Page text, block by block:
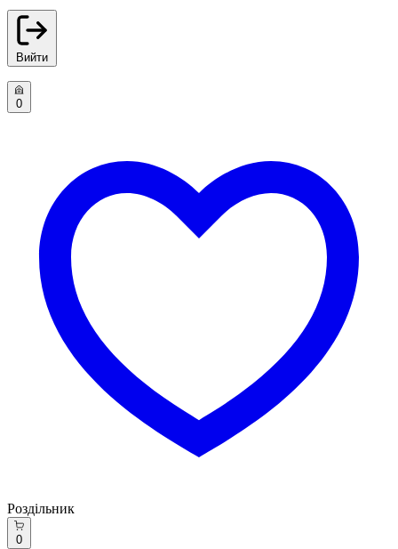
Вийти
0
Роздільник
0